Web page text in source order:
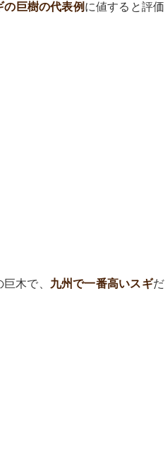
の巨樹の代表例 に値すると評価
木で、 九州で一番高いスギだ